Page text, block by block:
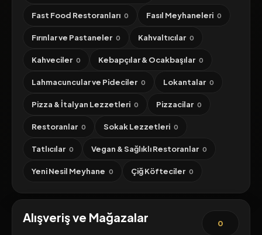
Fast Food Restoranları 0 Fasıl Meyhaneleri 0
Fırınlar ve Pastaneler 0 Kahvaltıcılar 0
Kahveciler 0 Kebapçılar & Ocakbaşılar 0
Lahmacuncular ve Pideciler 0 Lokantalar 0
Pizza & İtalyan Lezzetleri 0 Pizzacilar 0
Restoranlar 0 Sokak Lezzetleri 0
Tatlıcılar 0 Vegan & Sağlıklı Restoranlar 0
Yeni Nesil Meyhane 0 Çiğ Köfteciler 0
Alışveriş ve Mağazalar 0